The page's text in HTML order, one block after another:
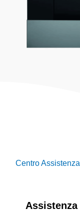
Centro Assistenza
Assistenza